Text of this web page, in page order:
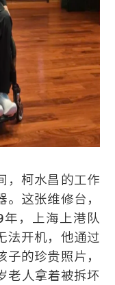
，柯水昌的工作
这张维修台，
，上海上港队
法开机，他通过
的珍贵照片，
老人拿着被拆坏